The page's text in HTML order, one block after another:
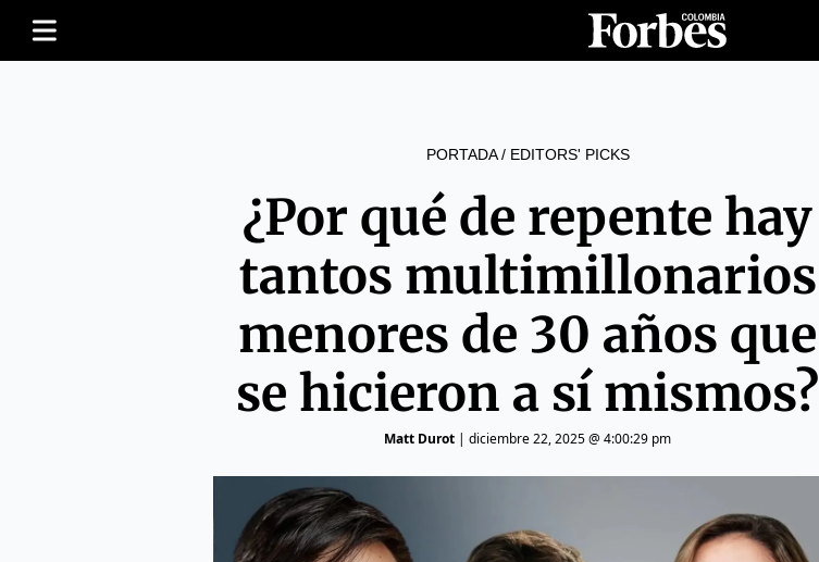
PORTADA/ EDITORS' PICKS
¿Por qué de repente hay
tantos multimillonarios
menores de 30 años que
se hicieron a sí mismos?
Matt Durot | diciembre 22, 2025 @ 4:00:29 pm